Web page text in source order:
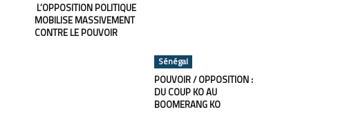
L’OPPOSITION POLITIQUE
MOBILISE MASSIVEMENT
CONTRE LE POUVOIR
Sénégal
POUVOIR / OPPOSITION :
DU COUP KO AU
BOOMERANG KO